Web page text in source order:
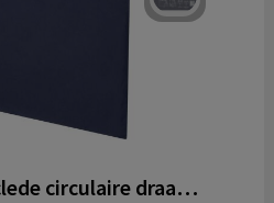
Kai GRS gerecyclede circulaire draagtas